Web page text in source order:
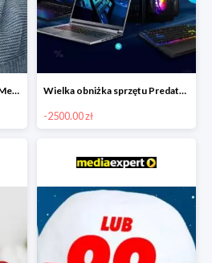
Prezenty na Dzień Kobiet w Media Expert do -40% Wielka obniżka sprzętu Predator w Media Expert - rabaty do -2500zł
-2500.00 zł